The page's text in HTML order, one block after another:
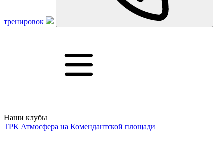
тренировок
Наши клубы
ТРК Атмосфера на Комендантской площади